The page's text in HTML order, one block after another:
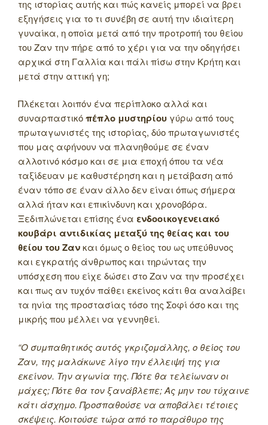
της ιστορίας αυτής και πώς κανείς μπορεί να βρει
εξηγήσεις για το τι συνέβη σε αυτή την ιδιαίτερη
γυναίκα, η οποία μετά από την προτροπή του θείου
του Ζαν την πήρε από το χέρι για να την οδηγήσει
αρχικά στη Γαλλία και πάλι πίσω στην Κρήτη και
μετά στην αττική γη;
Πλέκεται λοιπόν ένα περίπλοκο αλλά και
συναρπαστικόπέπλο μυστηρίου γύρω από τους
πρωταγωνιστές της ιστορίας, δύο πρωταγωνιστές
που μας αφήνουν να πλανηθούμε σε έναν
αλλοτινό κόσμο και σε μια εποχή όπου τα νέα
ταξίδευαν με καθυστέρηση και η μετάβαση από
έναν τόπο σε έναν άλλο δεν είναι όπως σήμερα
αλλά ήταν και επικίνδυνη και χρονοβόρα.
Ξεδιπλώνεται επίσης ένα ενδοοικογενειακό
κουβάρι αντιδικίας μεταξύ της θείας και του
θείου του Ζανκαι όμως ο θείος του ως υπεύθυνος
και εγκρατής άνθρωπος και τηρώντας την
υπόσχεση που είχε δώσει στο Ζαν να την προσέχει
και πως αν τυχόν πάθει εκείνος κάτι θα αναλάβει
τα ηνία της προστασίας τόσο της Σοφί όσο και της
μικρής που μέλλει να γεννηθεί.
“Ο συμπαθητικός αυτός γκριζομάλλης, ο θείος του
Ζαν, της μαλάκωνε λίγο την έλλειψή της για
εκείνον. Την αγωνία της. Πότε θα τελείωναν οι
μάχες; Πότε θα τον ξανάβλεπε; Ας μην του τύχαινε
κάτι άσχημο. Προσπαθούσε να αποβάλει τέτοιες
σκέψεις. Κοιτούσε τώρα από το παράθυρο της